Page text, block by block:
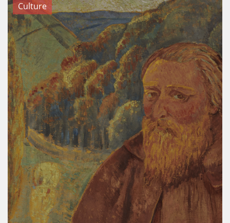
Culture